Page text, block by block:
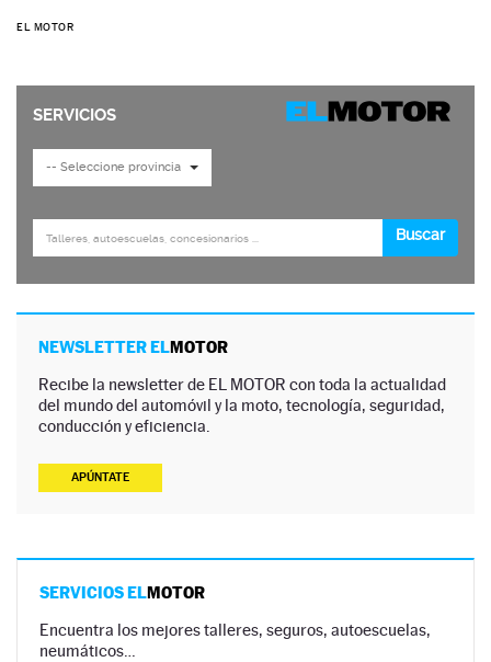
EL MOTOR
NEWSLETTER ELMOTOR
Recibe la newsletter de EL MOTOR con toda la actualidad
del mundo del automóvil y la moto, tecnología, seguridad,
conducción y eficiencia.
APÚNTATE
SERVICIOS ELMOTOR
Encuentra los mejores talleres, seguros, autoescuelas,
neumáticos…